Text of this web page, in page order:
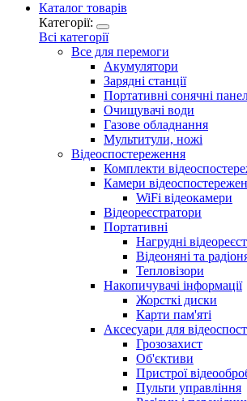
Каталог товарів
Категорії:
Всі категорії
Все для перемоги
Акумулятори
Зарядні станції
Портативні сонячні
Очищувачі води
Газове обладнання
Мультитули, ножі
Відеоспостереження
Комплекти
Камери
WiFi відеокамери
Відеореєстратори
Портативні
Нагрудні
Відеоняні та
Тепловізори
Накопичувачі інформації
Жорсткі диски
Карти пам'яті
Аксесуари для
Грозозахист
Об'єктиви
Пристрої
Пульти управління